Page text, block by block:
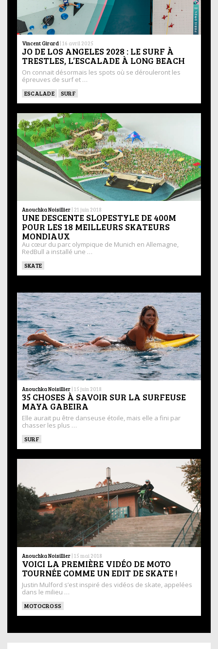
Vincent Girard | 16 avril 2025
JO DE LOS ANGELES 2028 : LE SURF À
TRESTLES, L’ESCALADE À LONG BEACH
On connait désormais les spots où se dérouleront les
épreuves de surf et …
ESCALADE SURF
Anouchka Noisillier | 21 juin 2018
UNE DESCENTE SLOPESTYLE DE 400M
POUR LES 18 MEILLEURS SKATEURS
MONDIAUX
Au cœur du parc olympique de Munich en Allemagne,
RedBull a installé une …
SKATE
Anouchka Noisillier | 15 juin 2018
35 CHOSES À SAVOIR SUR LA SURFEUSE
MAYA GABEIRA
Elle aurait pu être danseuse étoile, mais elle a fini par
chasser les plus …
SURF
Anouchka Noisillier | 15 mai 2018
VOICI LA PREMIÈRE VIDÉO DE MOTO
TOURNÉE COMME UN EDIT DE SKATE !
Justin Mulford s’est inspiré des vidéos de skate, appelées
dans le milieu …
MOTOCROSS